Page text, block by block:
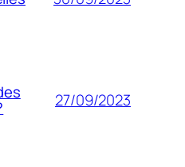
27/09/2023